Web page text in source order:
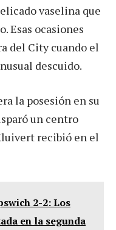
vaselina que
Esas ocasiones
del City cuando el
descuido.
la posesión en su
un centro
recibió en el
2-2: Los
en la segunda